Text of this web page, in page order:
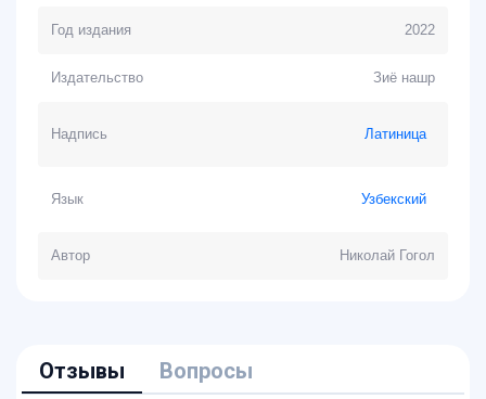
Год издания 2022
Издательство Зиё нашр
Надпись Латиница
Язык Узбекский
Автор Николай Гогол
Отзывы Вопросы